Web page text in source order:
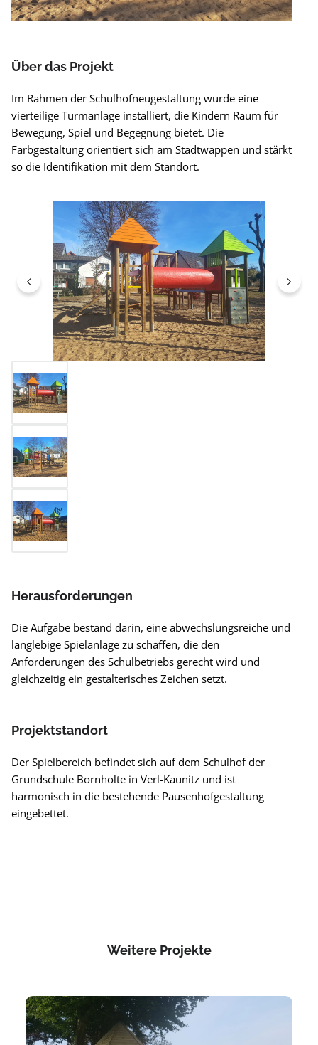
Über das Projekt
Im Rahmen der Schulhofneugestaltung wurde eine
vierteilige Turmanlage installiert, die Kindern Raum für
Bewegung, Spiel und Begegnung bietet. Die
Farbgestaltung orientiert sich am Stadtwappen und stärkt
so die Identifikation mit dem Standort.
Bildergalerie überspringen
Herausforderungen
Die Aufgabe bestand darin, eine abwechslungsreiche und
langlebige Spielanlage zu schaffen, die den
Anforderungen des Schulbetriebs gerecht wird und
gleichzeitig ein gestalterisches Zeichen setzt.
Projektstandort
Der Spielbereich befindet sich auf dem Schulhof der
Grundschule Bornholte in Verl-Kaunitz und ist
harmonisch in die bestehende Pausenhofgestaltung
eingebettet.
Weitere Projekte